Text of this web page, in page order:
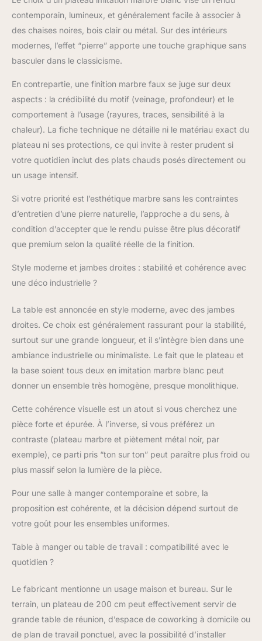
s'asseoir et manger
confortablement, en
faisant l'endroit idéal
pour de longs dîners
table en trois pièces
avec cadre de support
en métal : le plateau de
table est composé de
trois panneaux en
MDF, offrant une large
cadre en métal avec
assure stabilité et
durabilité. Ce design
améliore non
seulement l'aspect
mais garantit
choix idéal pour les
réunions de famille et
les événements
sociaux Base robuste
en T avec pied : cette
table de salle à manger
moderne présente un
qui garantit une
répartition uniforme du
poids et de la stabilité.
est construite avec
quatre panneaux en
forment un socle
rectangulaire creux
résistant. Cela rend la
usage quotidien et les
dans le temps
contemporain, lumineux, et généralement facile à associer à
des chaises noires, bois clair ou métal. Sur des intérieurs
modernes, l’effet “pierre” apporte une touche graphique sans
basculer dans le classicisme.
En contrepartie, une finition marbre faux se juge sur deux
aspects : la crédibilité du motif (veinage, profondeur) et le
comportement à l’usage (rayures, traces, sensibilité à la
chaleur). La fiche technique ne détaille ni le matériau exact du
plateau ni ses protections, ce qui invite à rester prudent si
votre quotidien inclut des plats chauds posés directement ou
un usage intensif.
Si votre priorité est l’esthétique marbre sans les contraintes
d’entretien d’une pierre naturelle, l’approche a du sens, à
condition d’accepter que le rendu puisse être plus décoratif
que premium selon la qualité réelle de la finition.
Style moderne et jambes droites : stabilité et cohérence avec
une déco industrielle ?
La table est annoncée en style moderne, avec des jambes
droites. Ce choix est généralement rassurant pour la stabilité,
surtout sur une grande longueur, et il s’intègre bien dans une
ambiance industrielle ou minimaliste. Le fait que le plateau et
la base soient tous deux en imitation marbre blanc peut
donner un ensemble très homogène, presque monolithique.
Cette cohérence visuelle est un atout si vous cherchez une
pièce forte et épurée. À l’inverse, si vous préférez un
contraste (plateau marbre et piètement métal noir, par
exemple), ce parti pris “ton sur ton” peut paraître plus froid ou
plus massif selon la lumière de la pièce.
Pour une salle à manger contemporaine et sobre, la
proposition est cohérente, et la décision dépend surtout de
votre goût pour les ensembles uniformes.
Table à manger ou table de travail : compatibilité avec le
quotidien ?
Le fabricant mentionne un usage maison et bureau. Sur le
terrain, un plateau de 200 cm peut effectivement servir de
grande table de réunion, d’espace de coworking à domicile ou
de plan de travail ponctuel, avec la possibilité d’installer